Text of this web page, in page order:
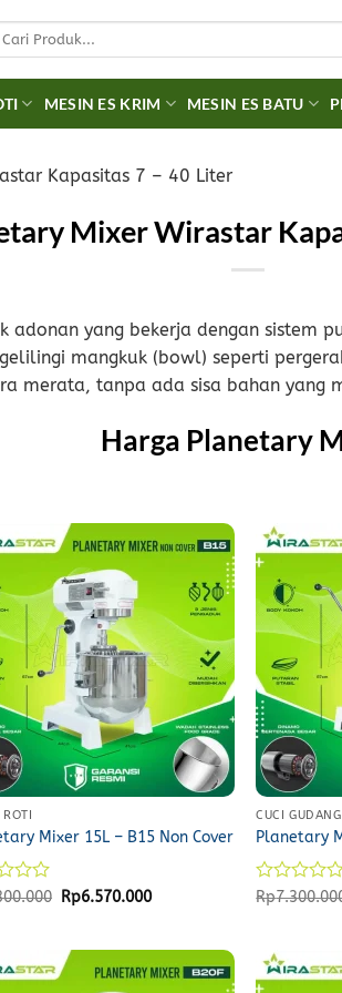
MESIN ES KRIM MESIN ES BATU
Kapasitas 7 – 40 Liter
Mixer Wirastar
adonan yang bekerja dengan sistem
mangkuk (bowl) seperti
merata, tanpa ada sisa bahan yang
Harga Planetary
Mixer 15L – B15 Non Cover
Original
price
Rp6.570.000Current
CUCI GUDANG
Planetary
Rated
5
Rp